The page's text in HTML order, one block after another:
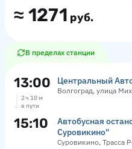
≈ 1271 руб.
В пределах станции
13:00 Центральный
Волгоград, улица
2 ч 10 м
в пути
15:10
Автобусная
Суровикино"
Суровикино, Трасса